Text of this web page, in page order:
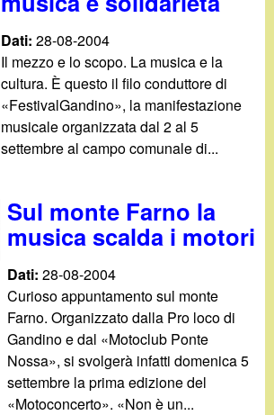
Dati:28-08-2004
Il mezzo e lo scopo. La musica e la
cultura. È questo il filo conduttore di
«FestivalGandino», la manifestazione
musicale organizzata dal 2 al 5
settembre al campo comunale di...
Sul monte Farno la
musica scalda i motori
Dati:28-08-2004
Curioso appuntamento sul monte
Farno. Organizzato dalla Pro loco di
Gandino e dal «Motoclub Ponte
Nossa», si svolgerà infatti domenica 5
settembre la prima edizione del
«Motoconcerto». «Non è un...